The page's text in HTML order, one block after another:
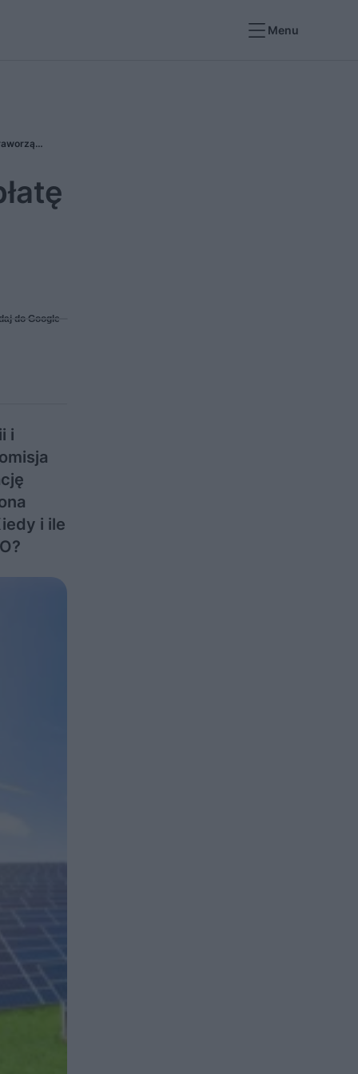
Menu
Krajowy Plan Odbudowy - UE zablokowała wypłatę pieniędzy KPO dla Polski! Powód - nieprzestrzeganie praworządności
do Google
i
i ile